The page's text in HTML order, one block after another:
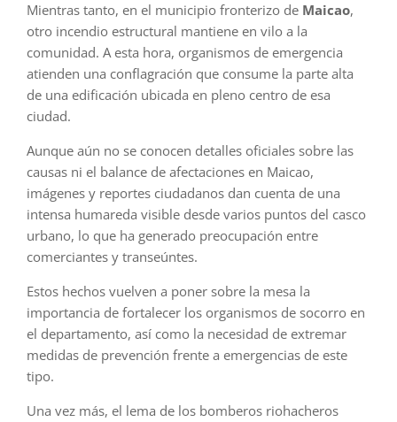
Mientras tanto, en el municipio fronterizo de Maicao,
otro incendio estructural mantiene en vilo a la
comunidad. A esta hora, organismos de emergencia
atienden una conflagración que consume la parte alta
de una edificación ubicada en pleno centro de esa
ciudad.
Aunque aún no se conocen detalles oficiales sobre las
causas ni el balance de afectaciones en Maicao,
imágenes y reportes ciudadanos dan cuenta de una
intensa humareda visible desde varios puntos del casco
urbano, lo que ha generado preocupación entre
comerciantes y transeúntes.
Estos hechos vuelven a poner sobre la mesa la
importancia de fortalecer los organismos de socorro en
el departamento, así como la necesidad de extremar
medidas de prevención frente a emergencias de este
tipo.
Una vez más, el lema de los bomberos riohacheros